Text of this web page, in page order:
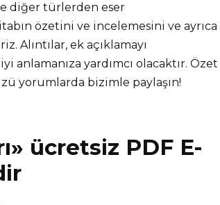
diğer türlerden eser
özetini ve incelemesini ve ayrıca
Alıntılar, ek açıklamayı
anlamanıza yardımcı olacaktır. Özet
yorumlarda bizimle paylaşın!
ücretsiz PDF E-